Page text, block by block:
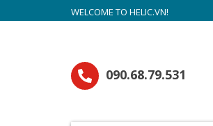
WELCOME TO HELIC.VN!
090.68.79.531